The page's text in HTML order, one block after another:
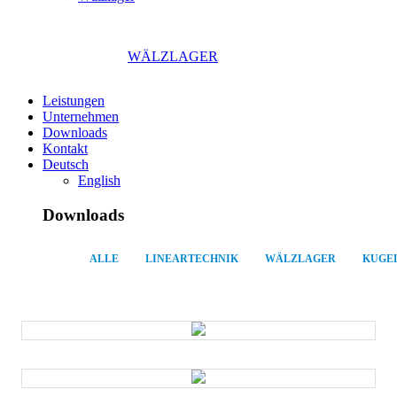
WÄLZLAGER
Leistungen
Unternehmen
Downloads
Kontakt
Deutsch
English
Downloads
ALLE LINEARTECHNIK WÄLZLAGER